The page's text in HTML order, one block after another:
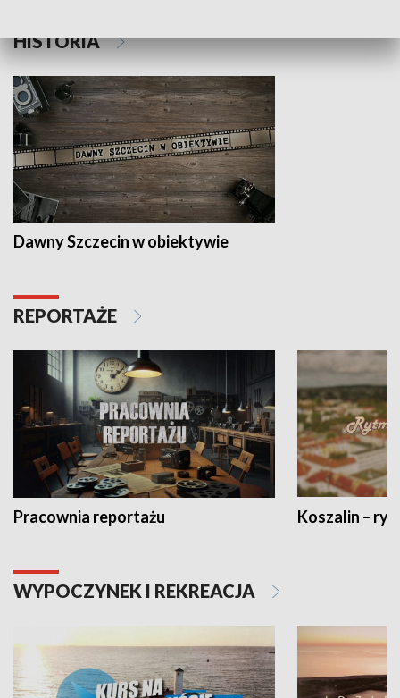
HISTORIA
Dawny Szczecin w obiektywie
REPORTAŻE
Pracownia reportażu Koszalin –
WYPOCZYNEK I REKREACJA